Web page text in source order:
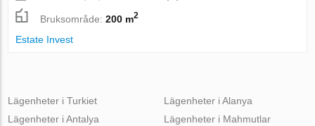
Bruksområde:200 m2
Estate Invest
Lägenheter i Turkiet
Lägenheter i Antalya
Lägenheter i Alanya
Lägenheter i Mahmutlar